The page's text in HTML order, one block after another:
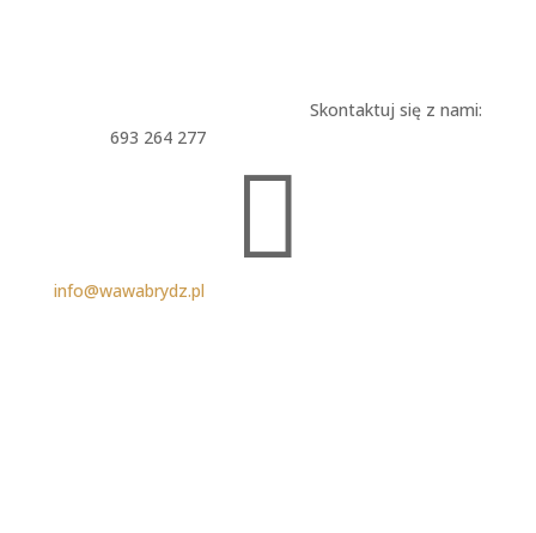
Skontaktuj się z nami:
693 264 277

info@wawabrydz.pl